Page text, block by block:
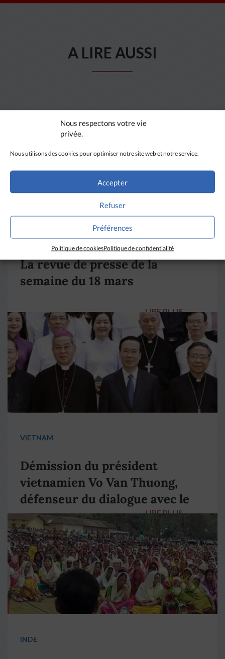
Nous respectons votre vie
privée.
Nous utilisons des cookies pour optimiser notre site web et notre service.
Accepter
Refuser
Préférences
Politique de cookiesPolitique de confidentialité
A LIRE AUSSI
DIVERS HORIZONS
La revue de presse de la
semaine du 18 mars
LIRE PLUS →
VIETNAM
Démission du président
vietnamien Vo Van Thuong,
défenseur du dialogue avec le
pape François
LIRE PLUS →
INDE